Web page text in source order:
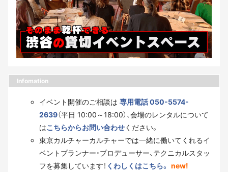
Infomation
イベント開催のご相談は 専用電話 050-5574-
2639（平日 10:00～18:00）、会場のレンタルについて
はこちらからお問い合わせください。
東京カルチャーカルチャーでは一緒に働いてくれるイ
ベントプランナー・プロデューサー、テクニカルスタッ
フを募集しています！ くわしくはこちら。 new!